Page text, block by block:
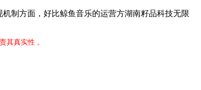
制方面，好比鲸鱼音乐的运营方湖南籽品科技无限
其真实性 。